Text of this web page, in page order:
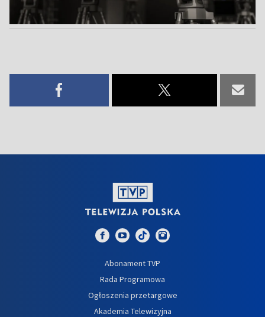
Abonament TVP
Rada Programowa
Ogłoszenia przetargowe
Akademia Telewizyjna